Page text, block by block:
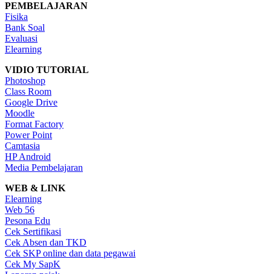
PEMBELAJARAN
Fisika
Bank Soal
Evaluasi
Elearning
VIDIO TUTORIAL
Photoshop
Class Room
Google Drive
Moodle
Format Factory
Power Point
Camtasia
HP Android
Media Pembelajaran
WEB & LINK
Elearning
Web 56
Pesona Edu
Cek Sertifikasi
Cek Absen dan TKD
Cek SKP online dan data pegawai
Cek My SapK